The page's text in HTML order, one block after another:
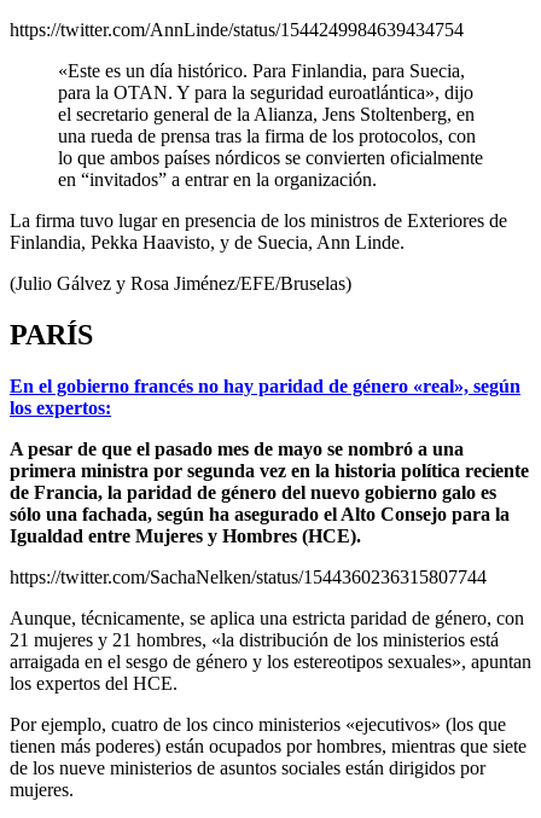
https://twitter.com/AnnLinde/status/1544249984639434754
«Este es un día histórico. Para Finlandia, para Suecia,
para la OTAN. Y para la seguridad euroatlántica», dijo
el secretario general de la Alianza, Jens Stoltenberg, en
una rueda de prensa tras la firma de los protocolos, con
lo que ambos países nórdicos se convierten oficialmente
en “invitados” a entrar en la organización.
La firma tuvo lugar en presencia de los ministros de Exteriores de
Finlandia, Pekka Haavisto, y de Suecia, Ann Linde.
(Julio Gálvez y Rosa Jiménez/EFE/Bruselas)
PARÍS
En el gobierno francés no hay paridad de género «real», según
los expertos:
A pesar de que el pasado mes de mayo se nombró a una
primera ministra por segunda vez en la historia política reciente
de Francia, la paridad de género del nuevo gobierno galo es
sólo una fachada, según ha asegurado el Alto Consejo para la
Igualdad entre Mujeres y Hombres (HCE).
https://twitter.com/SachaNelken/status/1544360236315807744
Aunque, técnicamente, se aplica una estricta paridad de género, con
21 mujeres y 21 hombres, «la distribución de los ministerios está
arraigada en el sesgo de género y los estereotipos sexuales», apuntan
los expertos del HCE.
Por ejemplo, cuatro de los cinco ministerios «ejecutivos» (los que
tienen más poderes) están ocupados por hombres, mientras que siete
de los nueve ministerios de asuntos sociales están dirigidos por
mujeres.